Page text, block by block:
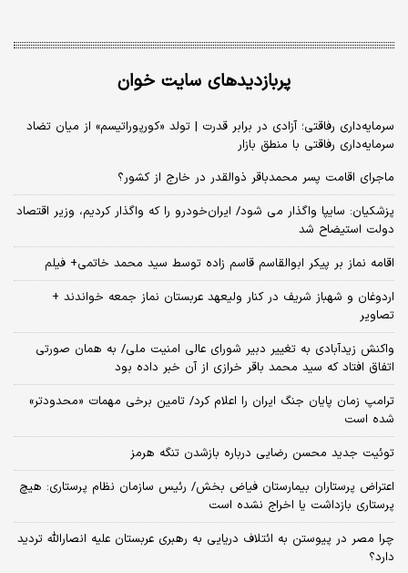
پربازدیدهای سایت خوان
سرمایه‌داری رفاقتی؛ آزادی در برابر قدرت | تولد «کورپوراتیسم» از میان تضاد
سرمایه‌داری رفاقتی با منطق بازار
ماجرای اقامت پسر محمدباقر ذوالقدر در خارج از کشور؟
پزشکیان: سایپا واگذار می شود/ ایران‌خودرو را که واگذار کردیم، وزیر اقتصاد
دولت استیضاح شد
اقامه نماز بر پیکر ابوالقاسم قاسم زاده توسط سید محمد خاتمی+ فیلم
اردوغان و شهباز شریف در کنار ولیعهد عربستان نماز جمعه خواندند +
تصاویر
واکنش زیدآبادی به تغییر دبیر شورای عالی امنیت ملی/ به همان صورتی
اتفاق افتاد که سید محمد باقر خرازی از آن خبر داده بود
ترامپ زمان پایان جنگ ایران را اعلام کرد/ تامین برخی مهمات «محدودتر»
شده است
توئیت جدید محسن رضایی درباره بازشدن تنگه هرمز
اعتراض پرستاران بیمارستان فیاض بخش/ رئیس سازمان نظام پرستاری: هیچ
پرستاری بازداشت یا اخراج نشده است
چرا مصر در پیوستن به ائتلاف دریایی به رهبری عربستان علیه انصارالله تردید
دارد؟